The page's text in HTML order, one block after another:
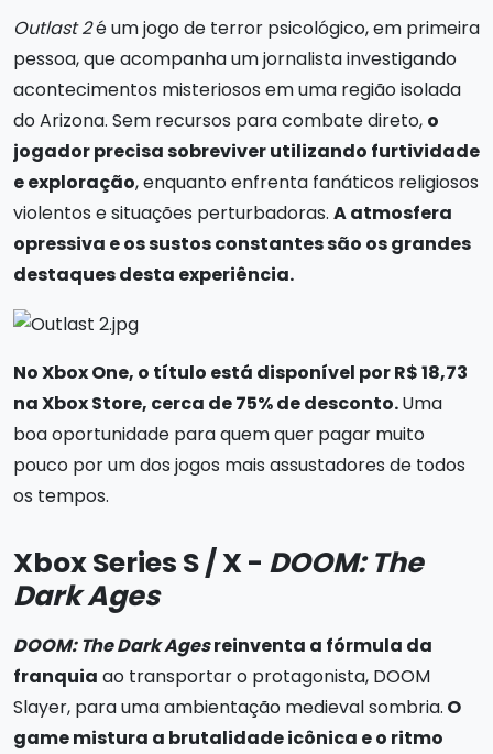
Outlast 2é um jogo de terror psicológico, em primeira
pessoa, que acompanha um jornalista investigando
acontecimentos misteriosos em uma região isolada
do Arizona. Sem recursos para combate direto, o
jogador precisa sobreviver utilizando furtividade
e exploração, enquanto enfrenta fanáticos religiosos
violentos e situações perturbadoras. A atmosfera
opressiva e os sustos constantes são os grandes
destaques desta experiência.
No Xbox One, o título está disponível por R$ 18,73
na Xbox Store, cerca de 75% de desconto.Uma
boa oportunidade para quem quer pagar muito
pouco por um dos jogos mais assustadores de todos
os tempos.
Xbox Series S / X - DOOM: The
Dark Ages
DOOM: The Dark Agesreinventa a fórmula da
franquia ao transportar o protagonista, DOOM
Slayer, para uma ambientação medieval sombria. O
game mistura a brutalidade icônica e o ritmo